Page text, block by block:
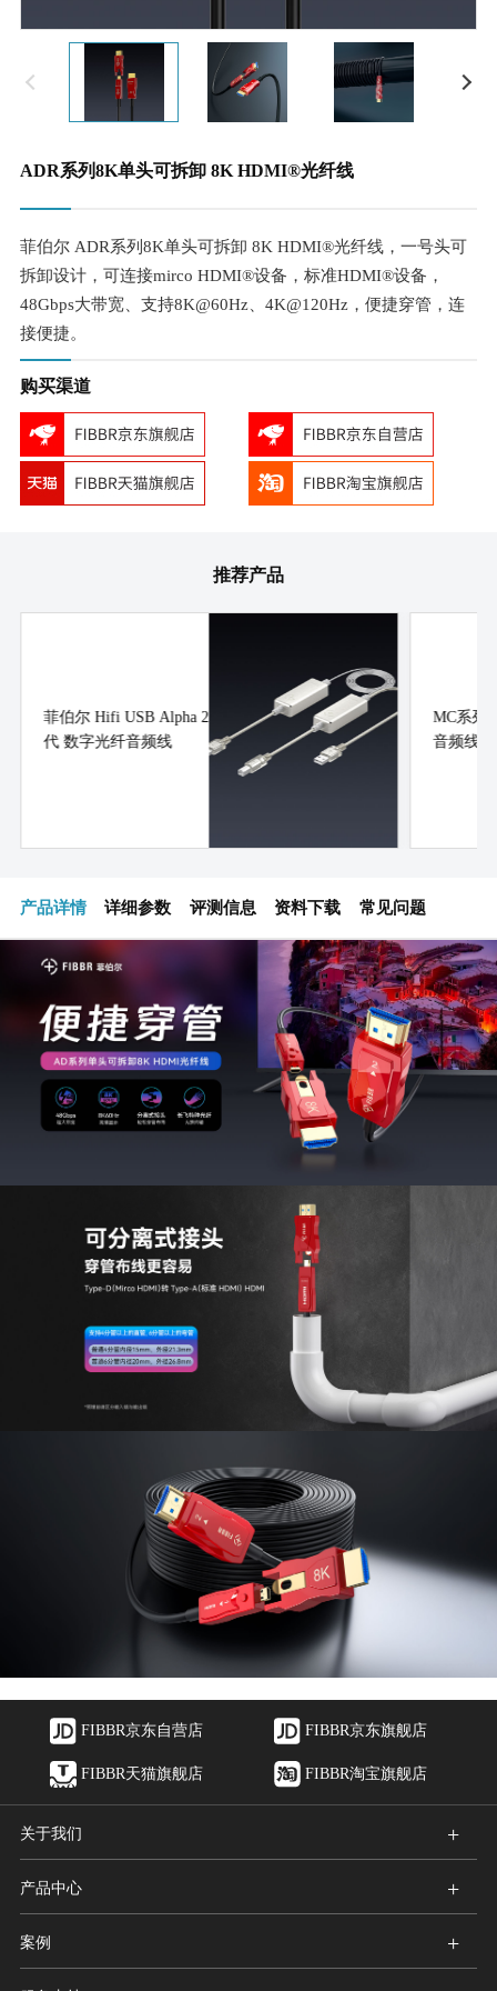
ADR系列8K单头可拆卸 8K HDMI®光纤线
菲伯尔 ADR系列8K单头可拆卸 8K HDMI®光纤线，一号头可
拆卸设计，可连接mirco HDMI®设备，标准HDMI®设备，
48Gbps大带宽、支持8K@60Hz、4K@120Hz，便捷穿管，连
接便捷。
购买渠道
推荐产品
菲伯尔 Hifi USB Alpha 2
代 数字光纤音频线
MC系列
音频线
产品详情 详细参数 评测信息 资料下载 常见问题
FIBBR京东自营店 FIBBR京东旗舰店
FIBBR天猫旗舰店 FIBBR淘宝旗舰店
+
关于我们
+
产品中心
+
案例